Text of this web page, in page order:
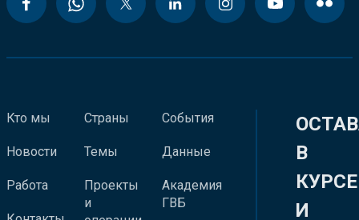
Кто мы
Новости
Работа
Страны
Темы
Проекты
и
События
Данные
Академия
ГВБ
В
КУРСЕ
И